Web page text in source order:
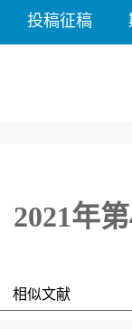
投稿征稿
2021年
相似文献